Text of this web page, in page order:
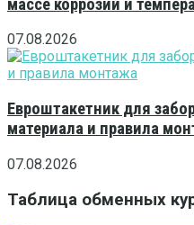
массе коррозии и
07.08.2026
Евроштакетник для
материала и правила
07.08.2026
Таблица обменных